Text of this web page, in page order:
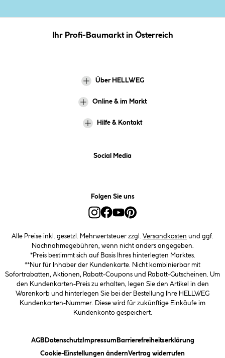
Ihr Profi-Baumarkt in Österreich
Über HELLWEG
Online & im Markt
Hilfe & Kontakt
Social Media
Folgen Sie uns
Alle Preise inkl. gesetzl. Mehrwertsteuer zzgl. Versandkosten und ggf.
Nachnahmegebühren, wenn nicht anders angegeben.
*Preis bestimmt sich auf Basis Ihres hinterlegten Marktes.
**Nur für Inhaber der Kundenkarte. Nicht kombinierbar mit
Sofortrabatten, Aktionen, Rabatt-Coupons und Rabatt-Gutscheinen. Um
den Kundenkarten-Preis zu erhalten, legen Sie den Artikel in den
Warenkorb und hinterlegen Sie bei der Bestellung Ihre HELLWEG
Kundenkarten-Nummer. Diese wird für zukünftige Einkäufe im
Kundenkonto gespeichert.
AGB(öffnet ein Dialogfeld)
Datenschutz(öffnet ein Dialogfeld)
Impressum(öffnet ein Dialogfeld)
Barrierefreiheitserklärung(öffnet
Cookie-Einstellungen ändern(öffnet ein Dialogfeld)
Vertrag widerrufen